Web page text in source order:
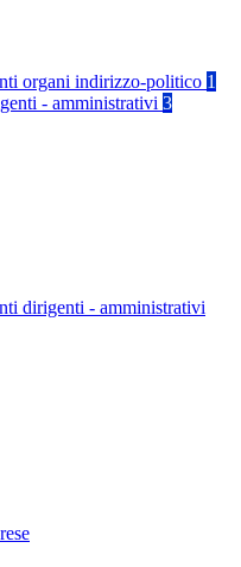
organi indirizzo-politico 1
- amministrativi 3
dirigenti - amministrativi